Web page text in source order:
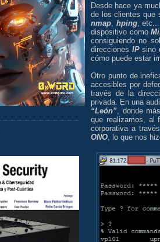
Desde hace ya
de los clientes que
nmap hping, etc...
dispositivo como
consiguiendo no
direcciones IPsino
cómo puede estar
Otro punto de
accesibles por
través de la
privada. En una
“León” , donde
que realizamos, al
corporativa a
ONO , lo que nos